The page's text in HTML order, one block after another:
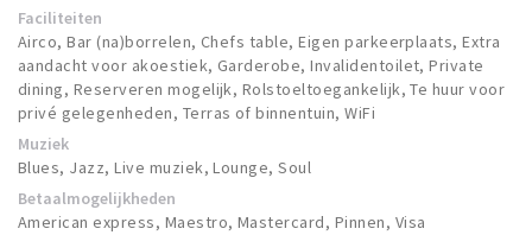
Faciliteiten
Airco, Bar (na)borrelen, Chefs table, Eigen parkeerplaats, Extra
aandacht voor akoestiek, Garderobe, Invalidentoilet, Private
dining, Reserveren mogelijk, Rolstoeltoegankelijk, Te huur voor
privé gelegenheden, Terras of binnentuin, WiFi
Muziek
Blues, Jazz, Live muziek, Lounge, Soul
Betaalmogelijkheden
American express, Maestro, Mastercard, Pinnen, Visa